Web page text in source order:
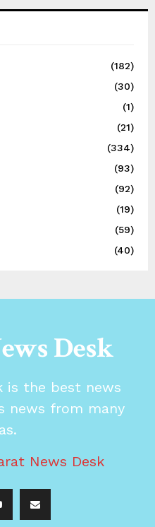
(182)
(30)
(1)
(21)
(334)
(93)
(92)
(19)
(59)
(40)
Desk
is the best news
news from many
News Desk